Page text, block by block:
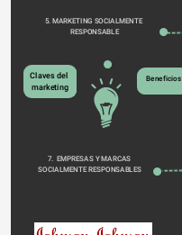
5. MARKETING SOCIALMENTE
RESPONSABLE
Claves del
marketing
Beneficios
7.  EMPRESAS Y MARCAS
SOCIALMENTE RESPONSABLES